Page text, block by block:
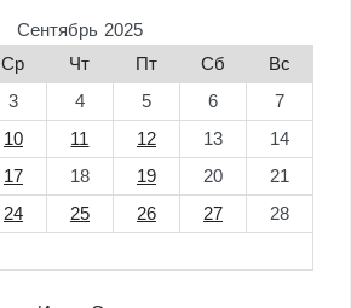
Сентябрь 2025
Ср Чт Пт Сб
Вс
3 4 5 6
7
10 11 12 13
14
17 18 19 20
21
24 25 26 27
28